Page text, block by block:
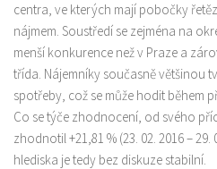
centra, ve kterých mají pobočky
nájmem. Soustředí se zejména na
menší konkurence než v Praze a
třída. Nájemníky současně většinou
spotřeby, což se může hodit během
Co se týče zhodnocení, od svého
zhodnotil +21,81 % (23. 02. 2016 –
hlediska je tedy bez diskuze stabilní.